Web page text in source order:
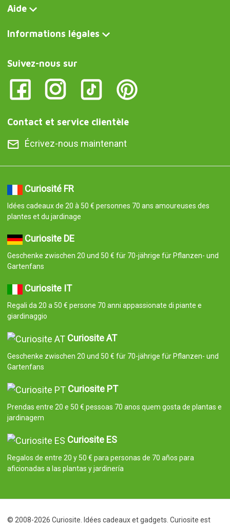
Aide
Informations légales
Suivez-nous sur
Contact et service clientèle
Écrivez-nous maintenant
Curiosité FR
Idées cadeaux de 20 à 50 € personnes 70 ans amoureuses des
plantes et du jardinage
Curiosite DE
Geschenke zwischen 20 und 50 € für 70-jährige für Pflanzen- und
Gartenfans
Curiosite IT
Regali da 20 a 50 € persone 70 anni appassionate di piante e
giardinaggio
Curiosite AT
Geschenke zwischen 20 und 50 € für 70-jährige für Pflanzen- und
Gartenfans
Curiosite PT
Prendas entre 20 e 50 € pessoas 70 anos quem gosta de plantas e
jardinagem
Curiosite ES
Regalos de entre 20 y 50 € para personas de 70 años para
aficionadas a las plantas y jardinería
© 2008-2026 Curiosite. Idées cadeaux et gadgets. Curiosite est